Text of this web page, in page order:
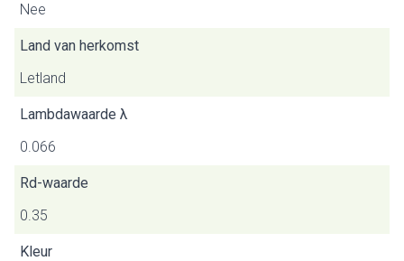
Nee
Land van herkomst
Letland
Lambdawaarde λ
0.066
Rd-waarde
0.35
Kleur